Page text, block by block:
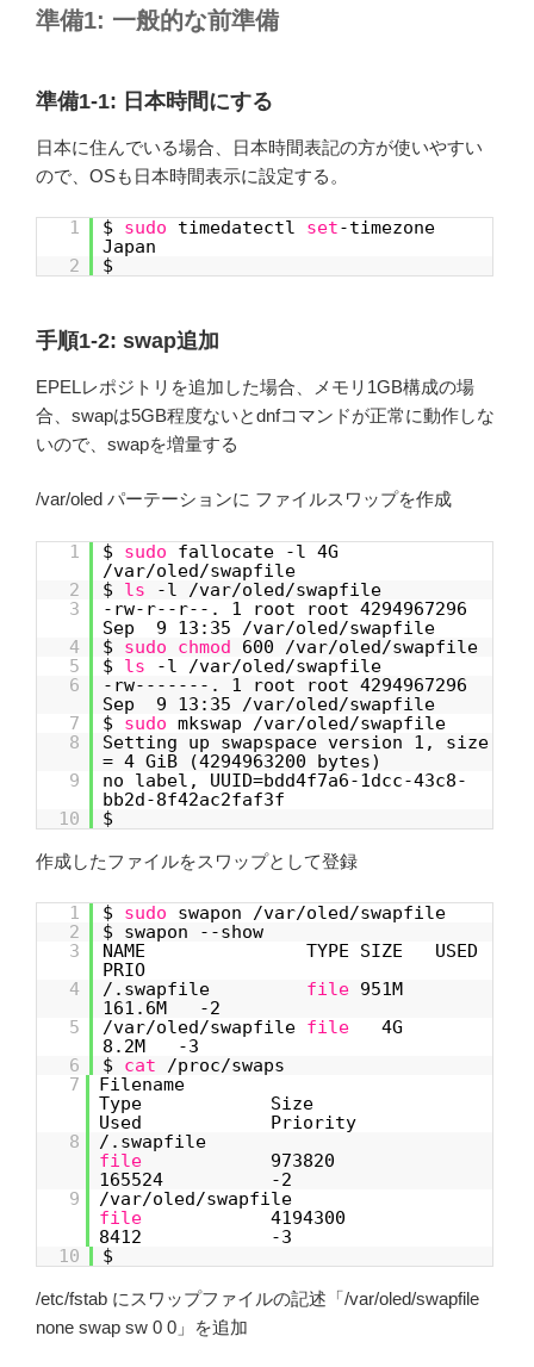
準備1: 一般的な前準備
準備1-1: 日本時間にする
日本に住んでいる場合、日本時間表記の方が使いやすい
ので、OSも日本時間表示に設定する。
1 $ sudo timedatectl set-timezone
Japan
2
$
手順1-2: swap追加
EPELレポジトリを追加した場合、メモリ1GB構成の場
合、swapは5GB程度ないとdnfコマンドが正常に動作しな
いので、swapを増量する
/var/oled パーテーションに ファイルスワップを作成
1 $ sudo
fallocate -l 4G
/var/oled/swapfile
2
$ ls
-l /var/oled/swapfile
3
-rw-r--r--. 1 root root 4294967296
Sep 9 13:35 /var/oled/swapfile
4
$ sudo chmod
600 /var/oled/swapfile
5
$ ls
-l /var/oled/swapfile
6
-rw-------. 1 root root 4294967296
Sep 9 13:35 /var/oled/swapfile
7
$ sudo mkswap /var/oled/swapfile
8
Setting up swapspace version 1, size
= 4 GiB (4294963200 bytes)
9
no label, UUID=bdd4f7a6-1dcc-43c8-
bb2d-8f42ac2faf3f
10
$
作成したファイルをスワップとして登録
1 $ sudo
swapon /var/oled/swapfile
2
$ swapon --show
3
NAME TYPE SIZE USED
PRIO
4
/.swapfile file 951M
161.6M -2
5
/var/oled/swapfile file
4G
8.2M -3
6
$ cat
/proc/swaps
7
Filename
Type Size
Used Priority
8
/.swapfile
file
973820
165524 -2
9
/var/oled/swapfile
file
4194300
8412 -3
10
$
/etc/fstab にスワップファイルの記述「/var/oled/swapfile
none swap sw 0 0」を追加